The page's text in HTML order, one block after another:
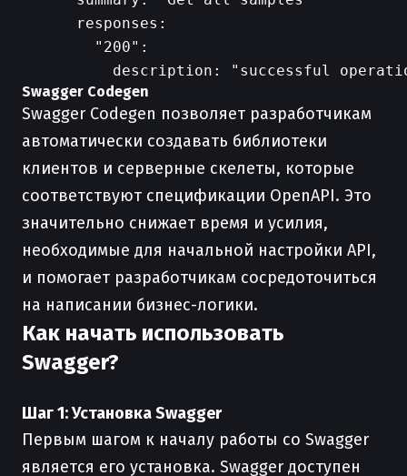
      responses:
        "200":
Swagger Codegen
Swagger Codegen позволяет разработчикам
автоматически создавать библиотеки
клиентов и серверные скелеты, которые
соответствуют спецификации OpenAPI. Это
значительно снижает время и усилия,
необходимые для начальной настройки API,
и помогает разработчикам сосредоточиться
на написании бизнес-логики.
Как начать использовать
Swagger?
Шаг 1: Установка Swagger
Первым шагом к началу работы со Swagger
является его установка. Swagger доступен